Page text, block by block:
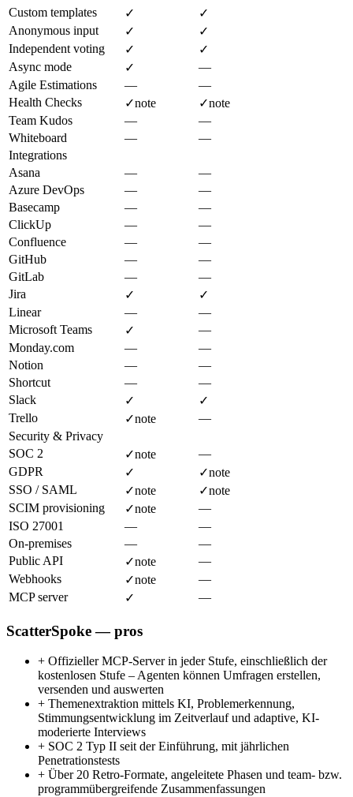
Custom templates
✓
✓
Anonymous input
✓
✓
Independent voting
✓
✓
Async mode
✓
—
Agile Estimations
—
—
Health Checks
✓note ✓note
Team Kudos
—
—
Whiteboard
—
—
Integrations
Asana
—
—
Azure DevOps
—
—
Basecamp
—
—
ClickUp
—
—
Confluence
—
—
GitHub
—
—
GitLab
—
—
Jira
✓
✓
Linear
—
—
Microsoft Teams
✓
—
Monday.com
—
—
Notion
—
—
Shortcut
—
—
Slack
✓
✓
Trello
✓note
—
Security & Privacy
SOC 2
✓note
—
GDPR
✓ ✓note
SSO / SAML
✓note ✓note
SCIM provisioning
✓note
—
ISO 27001
—
—
On-premises
—
—
Public API
✓note
—
Webhooks
✓note
—
MCP server
✓ —
ScatterSpoke — pros
+ Offizieller MCP-Server in jeder Stufe, einschließlich der
kostenlosen Stufe – Agenten können Umfragen erstellen,
versenden und auswerten
+ Themenextraktion mittels KI, Problemerkennung,
Stimmungsentwicklung im Zeitverlauf und adaptive, KI-
moderierte Interviews
+ SOC 2 Typ II seit der Einführung, mit jährlichen
Penetrationstests
+ Über 20 Retro-Formate, angeleitete Phasen und team- bzw.
programmübergreifende Zusammenfassungen